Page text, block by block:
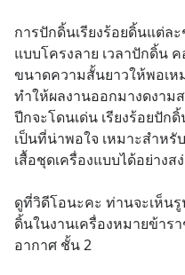
การปักดิ้นเรียงร้อยดิ้นแต่ล
แบบโครงลาย เวลาปักดิ้น
ขนาดความสั้นยาวให้พอเห
ทำให้ผลงานออกมางดงาม
ปีกจะโดนเด่น เรียงร้อยปัก
เป็นที่น่าพอใจ เหมาะสำห
เสื้อชุดเครื่องแบบได้อย่างส
ดูที่วิดีโอนะคะ ท่านจะเห็น
ดิ้นในงานเครื่องหมายข้าร
อากาศ ชั้น 2